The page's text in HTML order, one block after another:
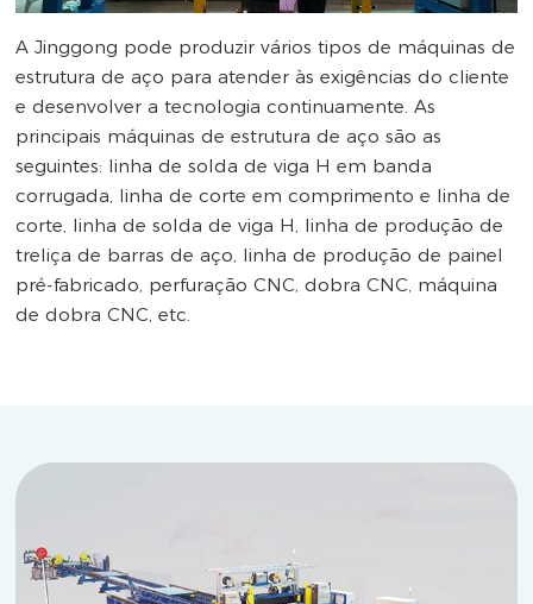
A Jinggong pode produzir vários tipos de máquinas de
estrutura de aço para atender às exigências do cliente
e desenvolver a tecnologia continuamente. As
principais máquinas de estrutura de aço são as
seguintes: linha de solda de viga H em banda
corrugada, linha de corte em comprimento e linha de
corte, linha de solda de viga H, linha de produção de
treliça de barras de aço, linha de produção de painel
pré-fabricado, perfuração CNC, dobra CNC, máquina
de dobra CNC, etc.